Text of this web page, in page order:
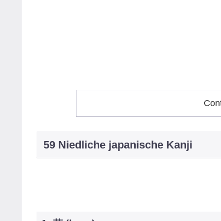
59 Niedliche japanische Kanji